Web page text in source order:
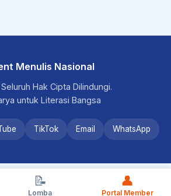
Menulis Nasional
Hak Cipta Dilindungi.
untuk Literasi Bangsa
TikTok Email WhatsApp
📝
Lomba
👤
Portal Member